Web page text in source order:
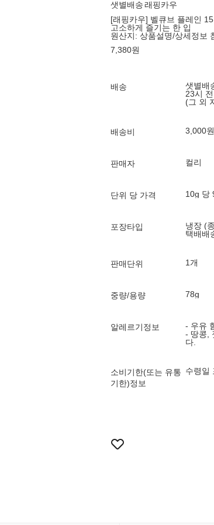
샛별배송래핑카우
[래핑카우] 벨큐브 플레인
고소하게 즐기는 한 입
원산지: 상품설명/상세정보
7,380원
배송
샛별배
23시
(그 외
배송비 3,000
판매자 컬리
단위 당 가격 10g 당
포장타입
냉장 (
택배배
판매단위 1개
중량/용량 78g
알레르기정보
- 우유
- 땅콩,
다.
소비기한(또는 유통
기한)정보
수령일